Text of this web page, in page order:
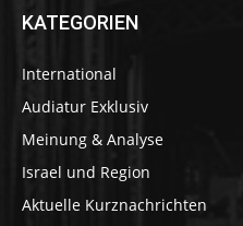
KATEGORIEN
International
Audiatur Exklusiv
Meinung & Analyse
Israel und Region
Aktuelle Kurznachrichten